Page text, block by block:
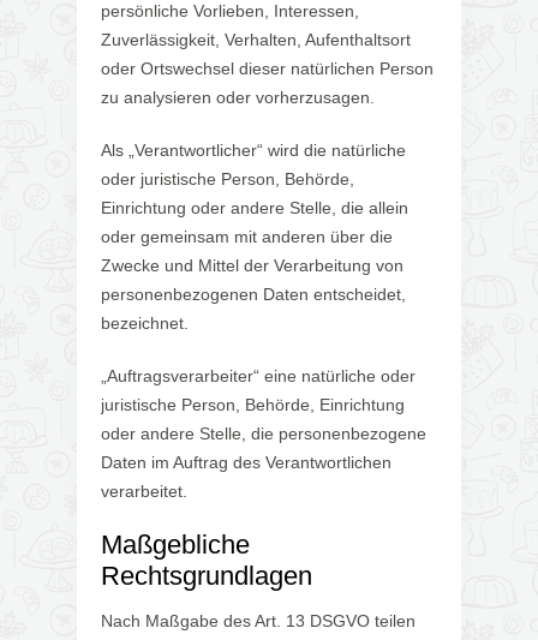
persönliche Vorlieben, Interessen,
Zuverlässigkeit, Verhalten, Aufenthaltsort
oder Ortswechsel dieser natürlichen Person
zu analysieren oder vorherzusagen.
Als „Verantwortlicher“ wird die natürliche
oder juristische Person, Behörde,
Einrichtung oder andere Stelle, die allein
oder gemeinsam mit anderen über die
Zwecke und Mittel der Verarbeitung von
personenbezogenen Daten entscheidet,
bezeichnet.
„Auftragsverarbeiter“ eine natürliche oder
juristische Person, Behörde, Einrichtung
oder andere Stelle, die personenbezogene
Daten im Auftrag des Verantwortlichen
verarbeitet.
Maßgebliche
Rechtsgrundlagen
Nach Maßgabe des Art. 13 DSGVO teilen